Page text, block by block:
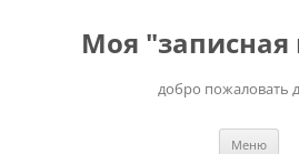
содержимому
Моя
добро пожаловать
Меню